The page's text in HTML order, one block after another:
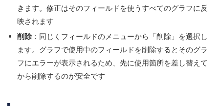
きます。修正はそのフィールドを使うすべてのグラフに反
映されます
削除 ：同じくフィールドのメニューから「削除」を選択し
ます。グラフで使用中のフィールドを削除するとそのグラ
フにエラーが表示されるため、先に使用箇所を差し替えて
から削除するのが安全です